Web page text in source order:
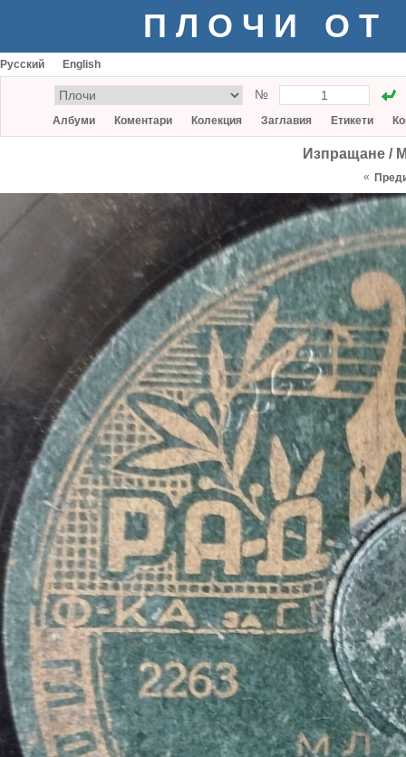
ПЛОЧИ ОТ
Русский English
№
Албуми Коментари Колекция Заглавия Етикети
Изпращане /
«